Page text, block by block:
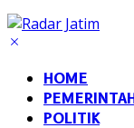
HOME
POLITIK